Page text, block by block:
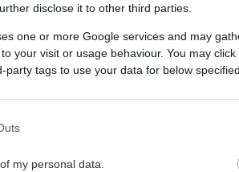
disclose it to other third parties.
one or more Google services and may
your visit or usage behaviour. You may
tags to use your data for below
my personal data.